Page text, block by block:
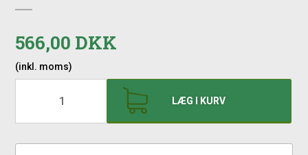
566,00 DKK
(inkl. moms)
LÆG I KURV